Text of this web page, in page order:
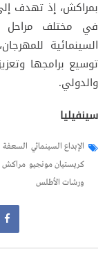
بمراكش، إذ تهدف
في مختلف مراحل
السينمائية
توسيع برامجها
والدولي.
سينفيليا
الإبداع السينمائي السعفة
كريستيان مونجيو مراكش 2025
ورشات الأطلس